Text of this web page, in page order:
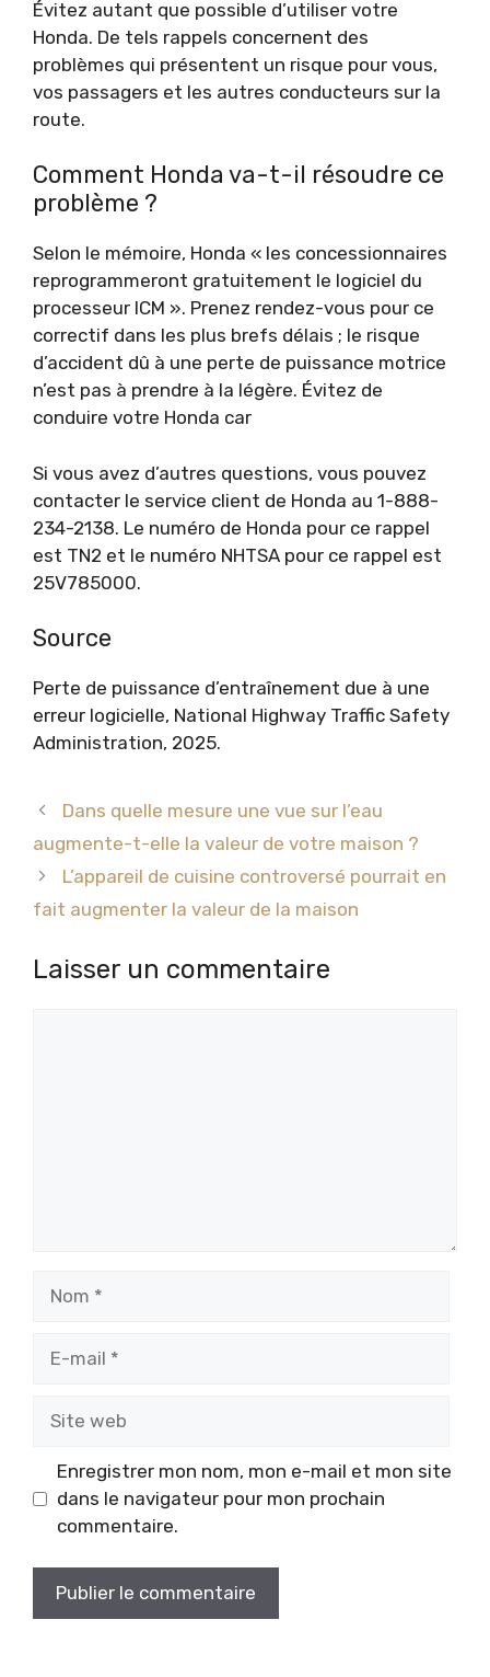
Évitez autant que possible d’utiliser votre
Honda. De tels rappels concernent des
problèmes qui présentent un risque pour vous,
vos passagers et les autres conducteurs sur la
route.
Comment Honda va-t-il résoudre ce
problème ?
Selon le mémoire, Honda « les concessionnaires
reprogrammeront gratuitement le logiciel du
processeur ICM ». Prenez rendez-vous pour ce
correctif dans les plus brefs délais ; le risque
d’accident dû à une perte de puissance motrice
n’est pas à prendre à la légère. Évitez de
conduire votre Honda car
Si vous avez d’autres questions, vous pouvez
contacter le service client de Honda au 1-888-
234-2138. Le numéro de Honda pour ce rappel
est TN2 et le numéro NHTSA pour ce rappel est
25V785000.
Source
Perte de puissance d’entraînement due à une
erreur logicielle, National Highway Traffic Safety
Administration, 2025.
Dans quelle mesure une vue sur l’eau
augmente-t-elle la valeur de votre maison ?
L’appareil de cuisine controversé pourrait en
fait augmenter la valeur de la maison
Laisser un commentaire
mail
web
Enregistrer mon nom, mon e-mail et mon site
dans le navigateur pour mon prochain
commentaire.